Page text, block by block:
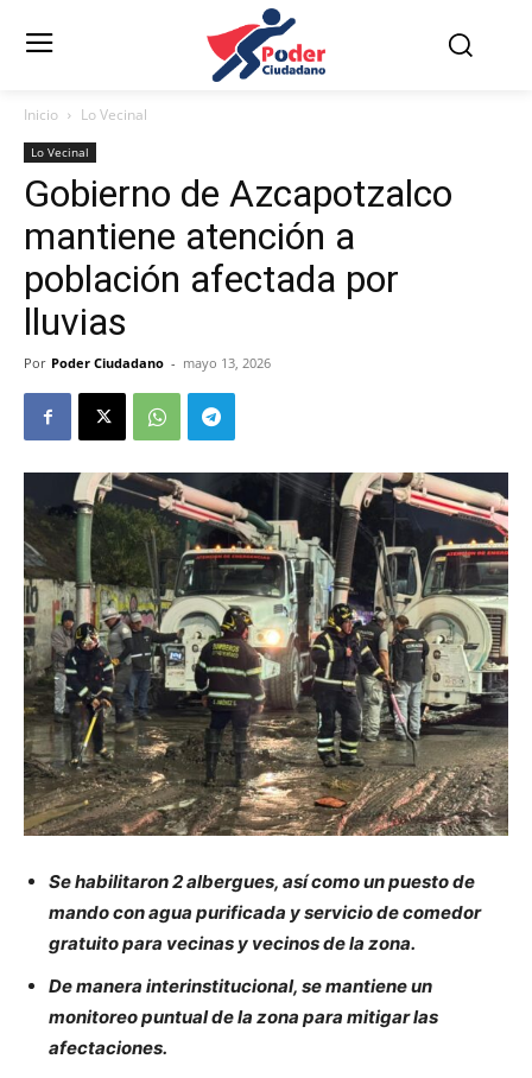
Inicio Lo Vecinal
Lo Vecinal
Gobierno de Azcapotzalco
mantiene atención a
población afectada por
lluvias
Por Poder Ciudadano - mayo 13, 2026
Se habilitaron 2 albergues, así como un puesto de
mando con agua purificada y servicio de comedor
gratuito para vecinas y vecinos de la zona.
De manera interinstitucional, se mantiene un
monitoreo puntual de la zona para mitigar las
afectaciones.